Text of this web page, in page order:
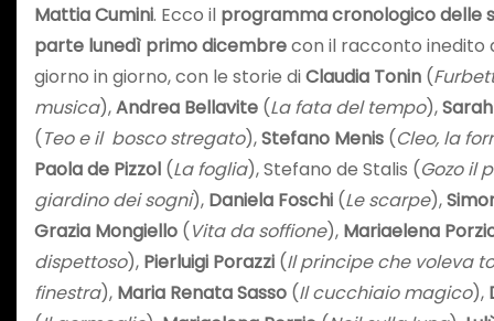
Mattia Cumini. Ecco il programma cronologico delle
parte lunedì primo dicembrecon il racconto inedito
giorno in giorno, con le storie diClaudia Tonin (
musica),Andrea Bellavite (La fata del tempo),
(Teo e il bosco stregato),Stefano Menis (Cleo, la
Paola de Pizzol (La foglia), Stefano de Stalis (Gozo il
giardino dei sogni), Daniela Foschi (Le scarpe),
Grazia Mongiello (Vita da soffione), Mariaelena
dispettoso), Pierluigi Porazzi (Il principe che voleva
finestra), Maria Renata Sasso (Il cucchiaio magico),